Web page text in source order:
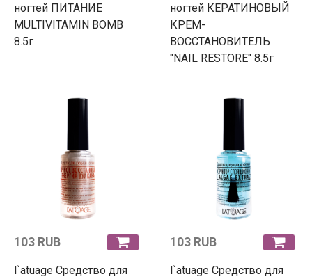
ногтей ПИТАНИЕ
MULTIVITAMIN BOMB
8.5г
ногтей КЕРАТИНОВЫЙ
КРЕМ-
ВОССТАНОВИТЕЛЬ
"NAIL RESTORE" 8.5г
103 RUB
l`atuage Средство для
103 RUB
l`atuage Средство для